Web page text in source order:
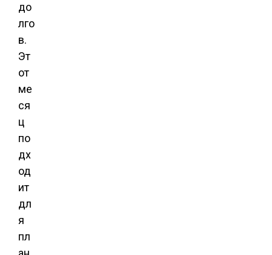
до
лго
в.
Эт
от
ме
ся
ц
по
дх
од
ит
дл
я
пл